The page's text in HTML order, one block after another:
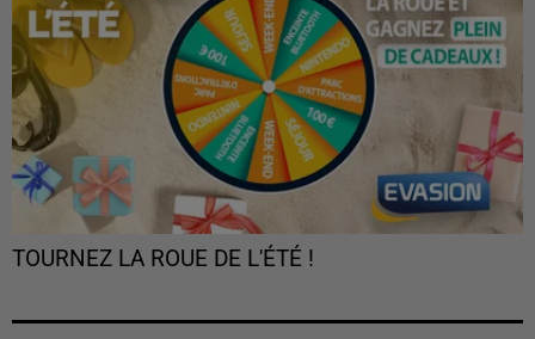
TOURNEZ LA ROUE DE L'ÉTÉ !